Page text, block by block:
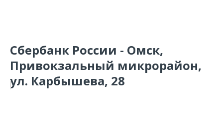
Сбербанк России - Омск,
Привокзальный микрорайон,
ул. Карбышева, 28